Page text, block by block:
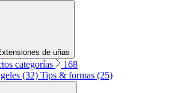
de uñas
categorías
168
(32) Tips & formas (25)